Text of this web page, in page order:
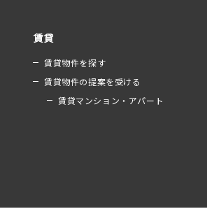
賃貸
賃貸物件を探す
賃貸物件の提案を受ける
賃貸マンション・アパート